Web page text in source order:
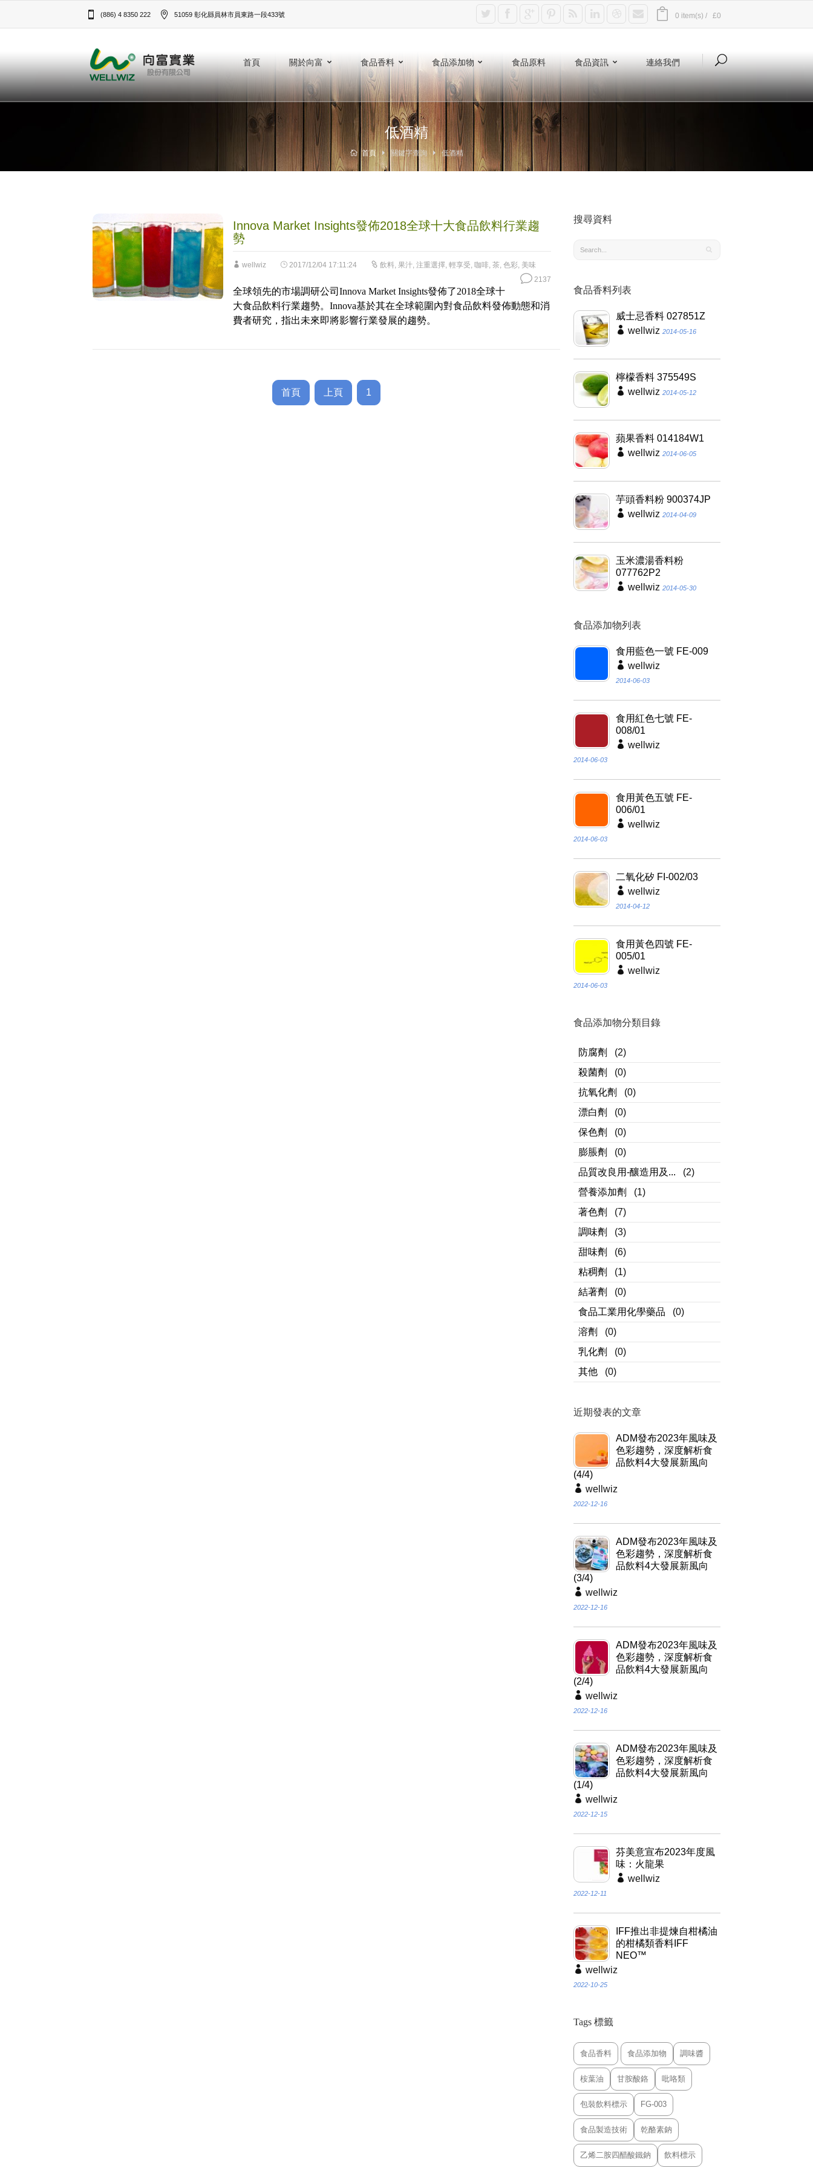
(886) 4 8350 222 51059 彰化縣員林市員東路一段433號‎ 0 item(s) / £0
首頁 關於向富 食品香料 食品添加物 食品原料 食品資訊 連絡我們
低酒精
首頁 關鍵字查詢 低酒精
Innova Market Insights發佈2018全球十大食品飲料行業趨
勢
wellwiz 2017/12/04 17:11:24 飲料, 果汁, 注重選擇, 輕享受, 咖啡, 茶, 色彩, 美味
2137
全球領先的市場調研公司Innova Market Insights發佈了2018全球十
大食品飲料行業趨勢。Innova基於其在全球範圍內對食品飲料發佈動態和消
費者研究，指出未來即將影響行業發展的趨勢。
首頁 上頁 1
搜尋資料
食品香料列表
威士忌香料 027851Z
wellwiz 2014-05-16
檸檬香料 375549S
wellwiz 2014-05-12
蘋果香料 014184W1
wellwiz 2014-06-05
芋頭香料粉 900374JP
wellwiz 2014-04-09
玉米濃湯香料粉
077762P2
wellwiz 2014-05-30
食品添加物列表
食用藍色一號 FE-009
wellwiz
2014-06-03
食用紅色七號 FE-
008/01
wellwiz
2014-06-03
食用黃色五號 FE-
006/01
wellwiz
2014-06-03
二氧化矽 FI-002/03
wellwiz
2014-04-12
食用黃色四號 FE-
005/01
wellwiz
2014-06-03
食品添加物分類目錄
防腐劑
(2)
殺菌劑
(0)
抗氧化劑
(0)
漂白劑
(0)
保色劑
(0)
膨脹劑
(0)
品質改良用-釀造用及...
(2)
營養添加劑
(1)
著色劑
(7)
調味劑
(3)
甜味劑
(6)
粘稠劑
(1)
結著劑
(0)
食品工業用化學藥品
(0)
溶劑
(0)
乳化劑
(0)
其他
(0)
近期發表的文章
ADM發布2023年風味及
色彩趨勢，深度解析食
品飲料4大發展新風向
(4/4)
wellwiz
2022-12-16
ADM發布2023年風味及
色彩趨勢，深度解析食
品飲料4大發展新風向
(3/4)
wellwiz
2022-12-16
ADM發布2023年風味及
色彩趨勢，深度解析食
品飲料4大發展新風向
(2/4)
wellwiz
2022-12-16
ADM發布2023年風味及
色彩趨勢，深度解析食
品飲料4大發展新風向
(1/4)
wellwiz
2022-12-15
芬美意宣布2023年度風
味：火龍果
wellwiz
2022-12-11
IFF推出非提煉自柑橘油
的柑橘類香料IFF
NEO™
wellwiz
2022-10-25
Tags 標籤
食品香料 食品添加物 調味醬
桉葉油 甘胺酸鉻 吡咯類
包裝飲料標示 FG-003
食品製造技術 乾酪素鈉
乙烯二胺四醋酸鐵鈉 飲料標示